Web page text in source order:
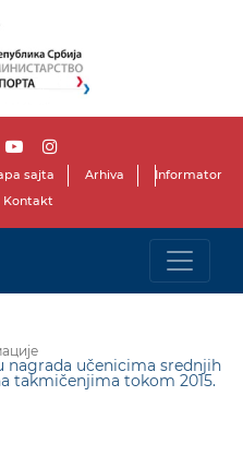
sajta Arhiva
Informator
Kontakt
nagrada učenicima srednjih
takmičenjima tokom 2015.